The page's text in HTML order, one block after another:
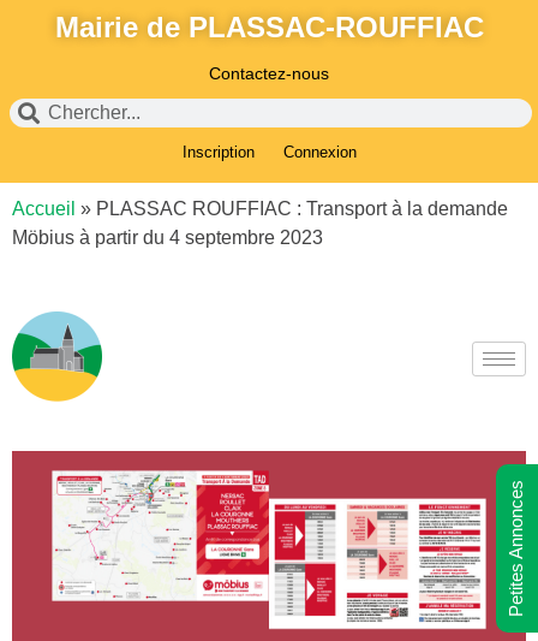
Mairie de PLASSAC-ROUFFIAC
Contactez-nous
Inscription Connexion
Accueil » PLASSAC ROUFFIAC : Transport à la demande
Möbius à partir du 4 septembre 2023
Petites Annonces